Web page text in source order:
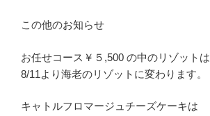
この他のお知らせ
お任せコース￥５,500 の中のリゾットは
8/11より海老のリゾットに変わります。
キャトルフロマージュチーズケーキは